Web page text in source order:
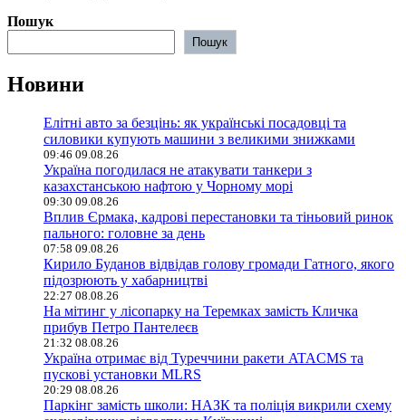
Пошук
Пошук
Новини
Елітні авто за безцінь: як українські посадовці та
силовики купують машини з великими знижками
09:46 09.08.26
Україна погодилася не атакувати танкери з
казахстанською нафтою у Чорному морі
09:30 09.08.26
Вплив Єрмака, кадрові перестановки та тіньовий ринок
пального: головне за день
07:58 09.08.26
Кирило Буданов відвідав голову громади Гатного, якого
підозрюють у хабарництві
22:27 08.08.26
На мітинг у лісопарку на Теремках замість Кличка
прибув Петро Пантелеєв
21:32 08.08.26
Україна отримає від Туреччини ракети ATACMS та
пускові установки MLRS
20:29 08.08.26
Паркінг замість школи: НАЗК та поліція викрили схему